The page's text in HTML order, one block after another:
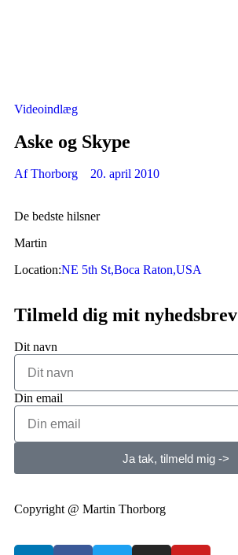
Videoindlæg
Aske og Skype
AfThorborg 20. april 2010
De bedste hilsner
Martin
Location:NE 5th St,Boca Raton,USA
Tilmeld dig mit nyhedsbrev
Dit navn
Din email
Ja tak, tilmeld mig ->
Copyright @ Martin Thorborg